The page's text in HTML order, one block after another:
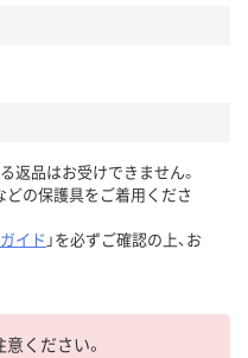
返品はお受けできません。
の保護具をご着用くださ
イド 」を必ずご確認の上、お
ください。